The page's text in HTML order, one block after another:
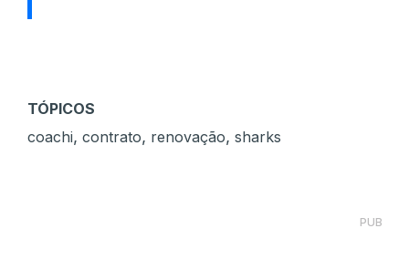
TÓPICOS
coachi, contrato, renovação, sharks
PUB